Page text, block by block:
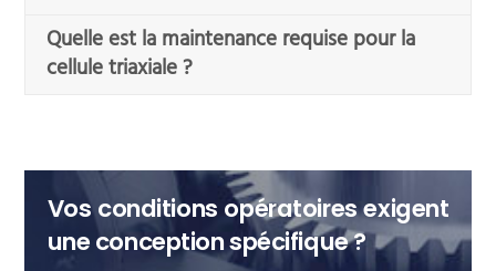
Quelle est la maintenance requise pour la
cellule triaxiale ?
Vos conditions opératoires exigent
une conception spécifique ?